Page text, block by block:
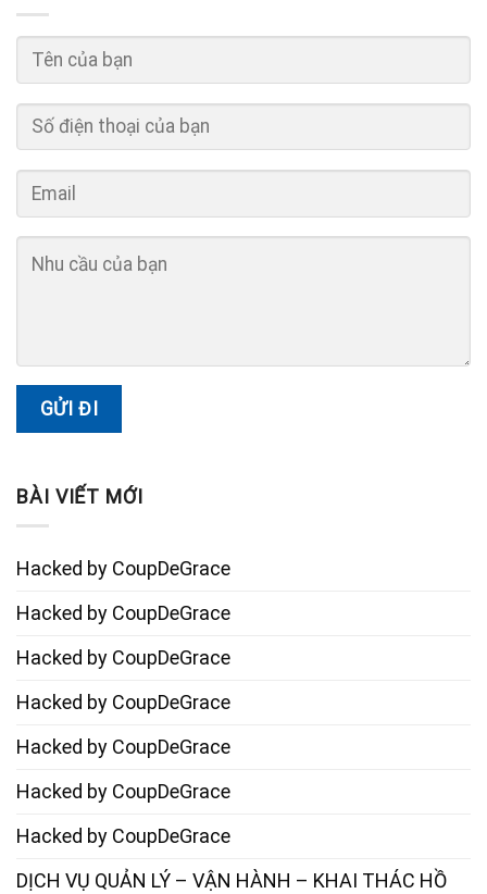
BÀI VIẾT MỚI
Hacked by CoupDeGrace
Hacked by CoupDeGrace
Hacked by CoupDeGrace
Hacked by CoupDeGrace
Hacked by CoupDeGrace
Hacked by CoupDeGrace
Hacked by CoupDeGrace
DỊCH VỤ QUẢN LÝ – VẬN HÀNH – KHAI THÁC HỒ